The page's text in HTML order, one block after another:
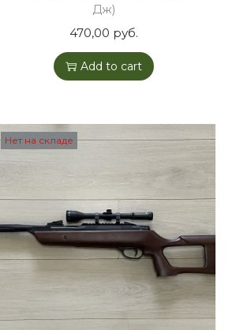
Дж)
470,00 руб.
Add to cart
Нет на складе